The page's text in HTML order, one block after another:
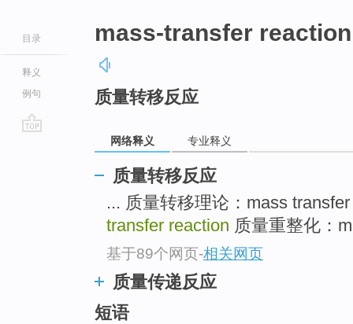
目录
释义
例句
mass-transfer reaction
质量转移反应
网络释义 专业释义
质量转移反应
... 质量转移理论：mass
transfer reaction 质量重整化：
基于89个网页-相关网页
质量传递反应
短语